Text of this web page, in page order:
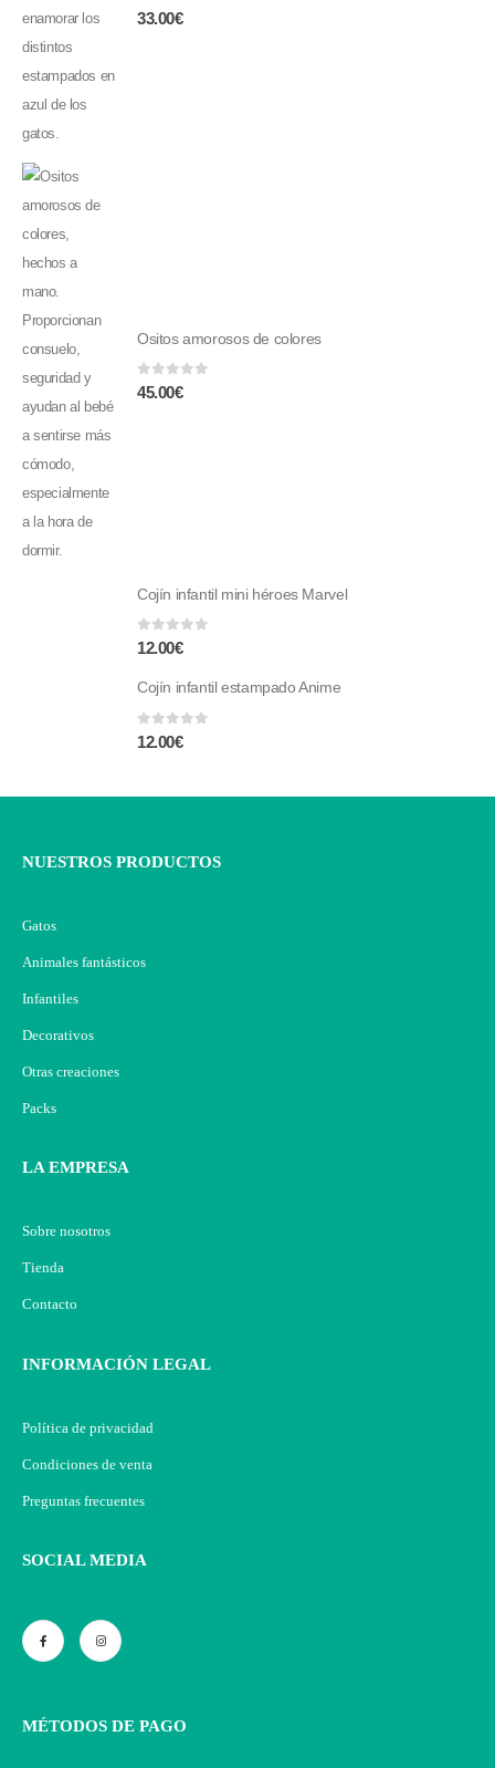
0fuera de 5
33.00€
Ositos amorosos de colores
0fuera de 5
45.00€
Cojín infantil mini héroes Marvel
0fuera de 5
12.00€
Cojín infantil estampado Anime
0fuera de 5
12.00€
NUESTROS PRODUCTOS
Gatos
Animales fantásticos
Infantiles
Decorativos
Otras creaciones
Packs
LA EMPRESA
Sobre nosotros
Tienda
Contacto
INFORMACIÓN LEGAL
Política de privacidad
Condiciones de venta
Preguntas frecuentes
SOCIAL MEDIA
MÉTODOS DE PAGO